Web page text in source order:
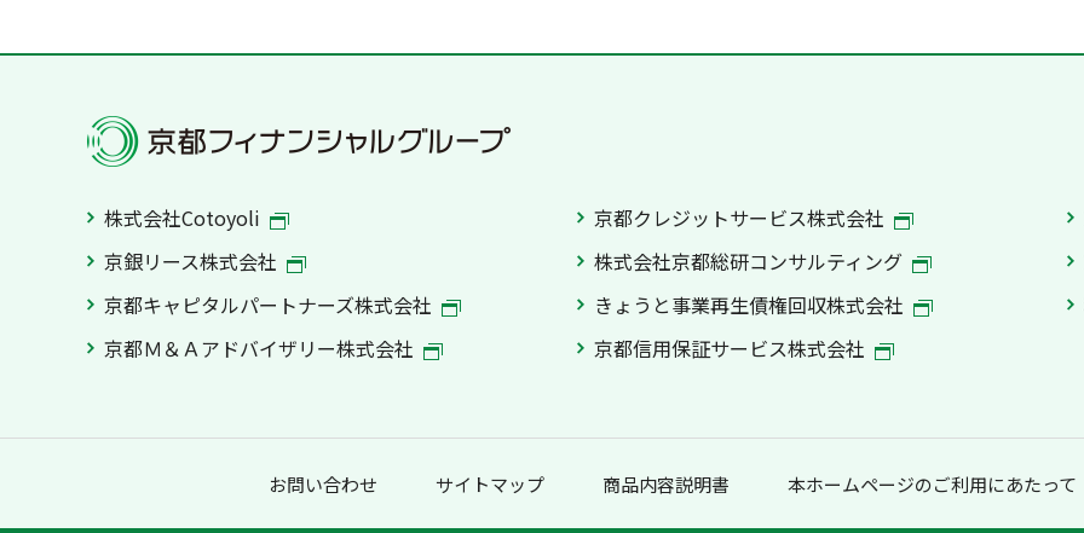
株式会社Cotoyoli 京都クレジットサービス株式会社
京銀リース株式会社
株式会社京都総研コンサルティング
京都キャピタルパートナーズ株式会社
きょうと事業再生債権回収株式会社
京都Ｍ＆Ａアドバイザリー株式会社
京都信用保証サービス株式会社
お問い合わせ サイトマップ 商品内容説明書 本ホームページのご利用にあたって